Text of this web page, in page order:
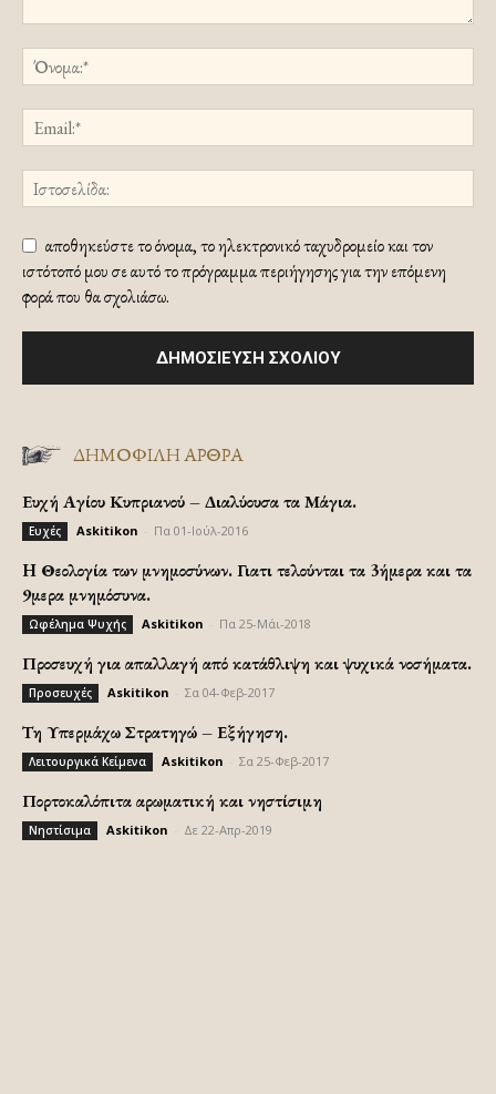
αποθηκεύστε το όνομα, το ηλεκτρονικό ταχυδρομείο και τον
ιστότοπό μου σε αυτό το πρόγραμμα περιήγησης για την επόμενη
φορά που θα σχολιάσω.
ΔΗΜΟΦΙΛΗ ΑΡΘΡΑ
Ευχή Αγίου Κυπριανού – Διαλύουσα τα Μάγια.
Ευχές Askitikon Πα 01-Ιούλ-2016
H Θεολογία των μνημοσύνων. Γιατι τελούνται τα 3ήμερα και τα
9μερα μνημόσυνα.
Ωφέλημα Ψυχής Askitikon Πα 25-Μάι-2018
Προσευχή για απαλλαγή από κατάθλιψη και ψυχικά νοσήματα.
Προσευχές Askitikon Σα 04-Φεβ-2017
Τη Υπερμάχω Στρατηγώ – Εξήγηση.
Λειτουργικά Κείμενα Askitikon Σα 25-Φεβ-2017
Πορτοκαλόπιτα αρωματική και νηστίσιμη
Νηστίσιμα Askitikon Δε 22-Απρ-2019